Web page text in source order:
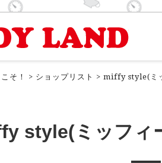
そ！ > ショップリスト > miffy style(ミ
style(ミッフィ